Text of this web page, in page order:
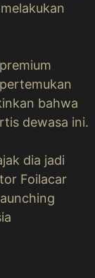
bahwa
dewasa ini.
dia jadi
Foilacar